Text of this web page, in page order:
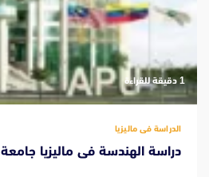
‫1 دقيقة للقراءة
الدراسة فى ماليزيا
دراسة الهندسة فى ماليزيا جامعة APU